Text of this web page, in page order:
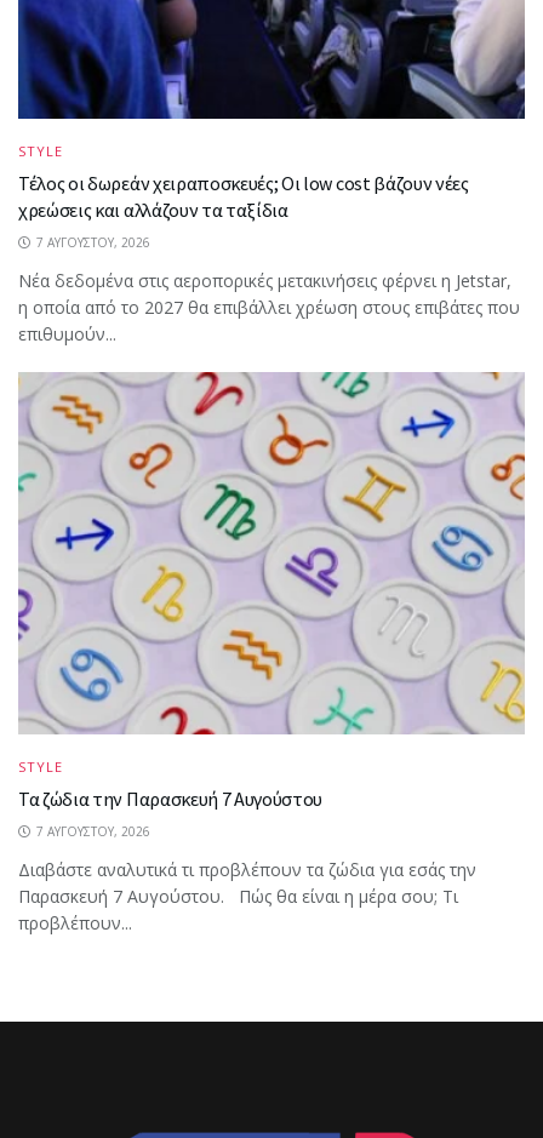
STYLE
Τέλος οι δωρεάν χειραποσκευές; Οι low cost βάζουν νέες
χρεώσεις και αλλάζουν τα ταξίδια
7 ΑΥΓΟΎΣΤΟΥ, 2026
Νέα δεδομένα στις αεροπορικές μετακινήσεις φέρνει η Jetstar,
η οποία από το 2027 θα επιβάλλει χρέωση στους επιβάτες που
επιθυμούν...
STYLE
Τα ζώδια την Παρασκευή 7 Αυγούστου
7 ΑΥΓΟΎΣΤΟΥ, 2026
Διαβάστε αναλυτικά τι προβλέπουν τα ζώδια για εσάς την
Παρασκευή 7 Αυγούστου. Πώς θα είναι η μέρα σου; Τι
προβλέπουν...